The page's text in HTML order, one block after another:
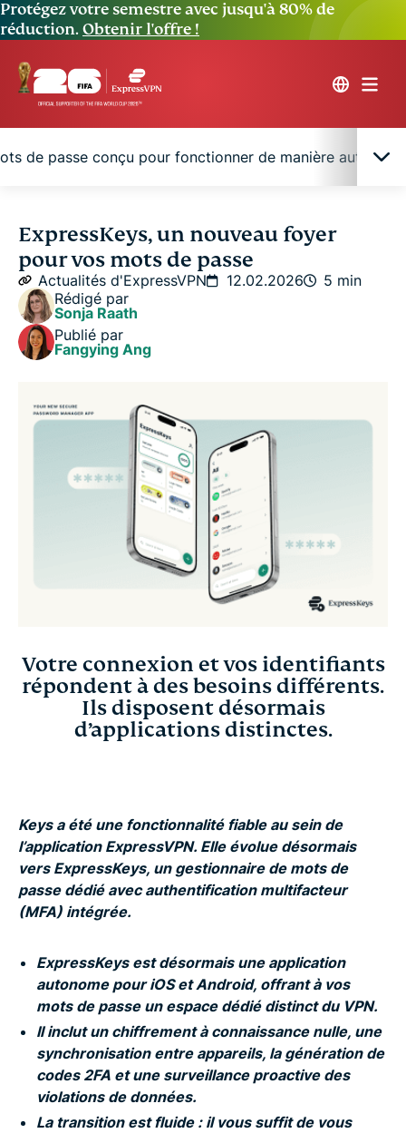
Protégez votre semestre avec jusqu'à 80% de
réduction.Obtenir l'offre !
de passe conçu pour fonctionner de manière
Votre connexion et vos identifiants répondent à
des besoins différents. Ils disposent désormais
d’applications distinctes.
Un gestionnaire de mots de passe conçu pour
fonctionner de manière autonome
de Keys
Pourquoi ExpressKeys est important aujourd’hui
Obtenir ExpressKeys
ExpressKeys, un nouveau foyer
pour vos mots de passe
Actualités d'ExpressVPN 12.02.2026
5 min
Rédigé par
Sonja Raath
Publié par
Fangying Ang
Votre connexion et vos identifiants
répondent à des besoins différents.
Ils disposent désormais
d’applications distinctes.
Keys a été une fonctionnalité fiable au sein de
l’application ExpressVPN. Elle évolue désormais
vers ExpressKeys, un gestionnaire de mots de
passe dédié avec authentification multifacteur
(MFA) intégrée.
ExpressKeys est désormais une application
autonome pour iOS et Android, offrant à vos
mots de passe un espace dédié distinct du VPN.
Il inclut un chiffrement à connaissance nulle, une
synchronisation entre appareils, la génération de
codes 2FA et une surveillance proactive des
violations de données.
La transition est fluide : il vous suffit de vous